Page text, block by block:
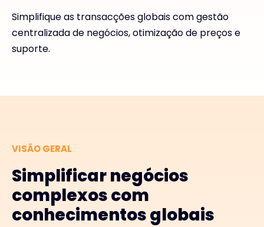
Simplifique as transacções globais com gestão
centralizada de negócios, otimização de preços e
suporte.
VISÃO GERAL
Simplificar negócios
complexos com
conhecimentos globais